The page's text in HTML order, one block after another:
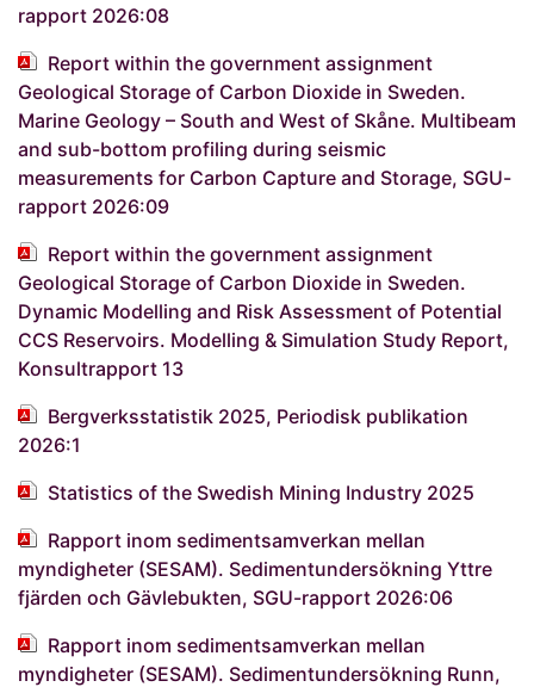
rapport 2026:08
Report within the government assignment
Geological Storage of Carbon Dioxide in Sweden.
Marine Geology – South and West of Skåne. Multibeam
and sub-bottom profiling during seismic
measurements for Carbon Capture and Storage, SGU-
rapport 2026:09
Report within the government assignment
Geological Storage of Carbon Dioxide in Sweden.
Dynamic Modelling and Risk Assessment of Potential
CCS Reservoirs. Modelling & Simulation Study Report,
Konsultrapport 13
Bergverksstatistik 2025, Periodisk publikation
2026:1
Statistics of the Swedish Mining Industry 2025
Rapport inom sedimentsamverkan mellan
myndigheter (SESAM). Sedimentundersökning Yttre
fjärden och Gävlebukten, SGU-rapport 2026:06
Rapport inom sedimentsamverkan mellan
myndigheter (SESAM). Sedimentundersökning Runn,